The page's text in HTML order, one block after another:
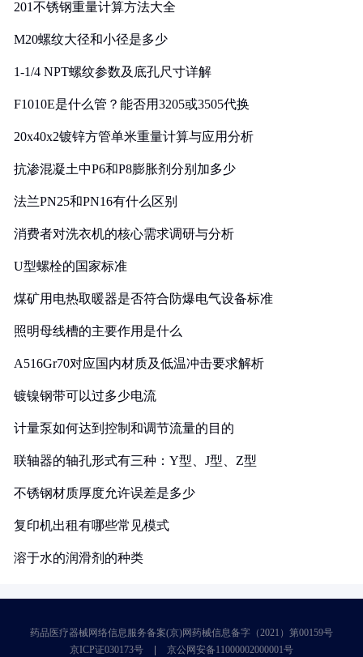
201不锈钢重量计算方法大全
M20螺纹大径和小径是多少
1-1/4 NPT螺纹参数及底孔尺寸详解
F1010E是什么管？能否用3205或3505代换
20x40x2镀锌方管单米重量计算与应用分析
抗渗混凝土中P6和P8膨胀剂分别加多少
法兰PN25和PN16有什么区别
消费者对洗衣机的核心需求调研与分析
U型螺栓的国家标准
煤矿用电热取暖器是否符合防爆电气设备标准
照明母线槽的主要作用是什么
A516Gr70对应国内材质及低温冲击要求解析
镀镍钢带可以过多少电流
计量泵如何达到控制和调节流量的目的
联轴器的轴孔形式有三种：Y型、J型、Z型
不锈钢材质厚度允许误差是多少
复印机出租有哪些常见模式
溶于水的润滑剂的种类
药品医疗器械网络信息服务备案(京)网药械信息备字（2021）第00159号
京ICP证030173号
京公网安备11000002000001号